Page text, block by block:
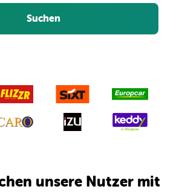
Suchen
unsere Nutzer mit